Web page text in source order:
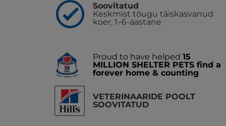
Soovitatud
Keskmist tõugu täiskasvanud
koer, 1–6-aastane
Proud to have helped 15
MILLION SHELTER PETS find a
forever home & counting
VETERINAARIDE POOLT
SOOVITATUD